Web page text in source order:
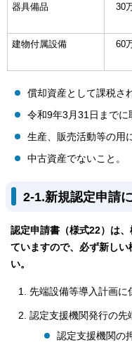
器具備品
30
建物付属設備
60
償却資産として課税さ
令和9年3月31日までに
生産、販売活動等の用
中古資産でないこと。
2-1.新規認定申請
認定申請書（様式22）は
ていますので、必ず新し
い。
先端設備等導入計画に
認定支援機関発行の先
認定支援機関の